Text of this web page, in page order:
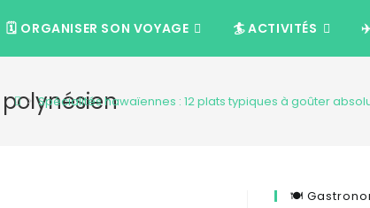
🗓️ ORGANISER SON VOYAGE 🏄 ACTIVITÉS
> Spécialités hawaïennes : 12 plats typiques à goûter
🍽️